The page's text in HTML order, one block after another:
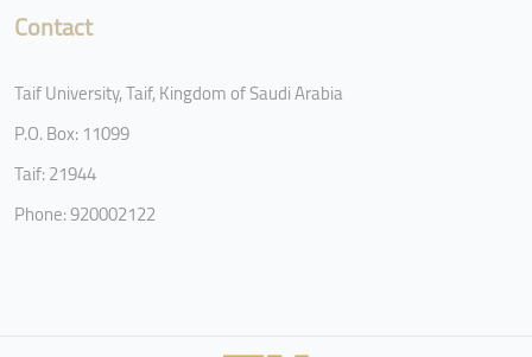
Contact
Taif University, Taif, Kingdom of Saudi Arabia
P.O. Box: 11099
Taif: 21944
Phone: 920002122